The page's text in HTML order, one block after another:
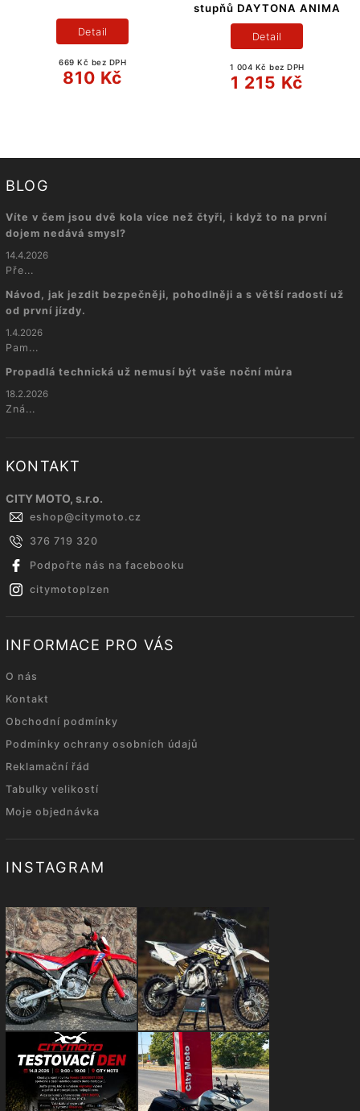
669 Kč bez DPH
810 Kč
Detail
stupňů DAYTONA ANIMA
1 004 Kč bez DPH
1 215 Kč
Detail
BLOG
Víte v čem jsou dvě kola více než čtyři, i když to na první
dojem nedává smysl?
14.4.2026
Pře...
Návod, jak jezdit bezpečněji, pohodlněji a s větší radostí už
od první jízdy.
1.4.2026
Pam...
Propadlá technická už nemusí být vaše noční můra
18.2.2026
Zná...
KONTAKT
CITY MOTO, s.r.o.
eshop@citymoto.cz
376 719 320
Podpořte nás na facebooku
citymotoplzen
INFORMACE PRO VÁS
O nás
Kontakt
Obchodní podmínky
Podmínky ochrany osobních údajů
Reklamační řád
Tabulky velikostí
Moje objednávka
INSTAGRAM